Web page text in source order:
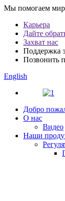
Мы помогаем
Карьера
Дайте
Захват нас
Поддержка
Позвонить
English
Добро
О нас
Видео
Наши